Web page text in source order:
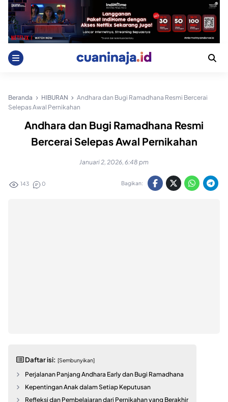
Skip
content
Beranda HIBURAN
Andhara dan Bugi Ramadhana Resmi Bercerai
Selepas Awal Pernikahan
Andhara dan Bugi Ramadhana Resmi
Bercerai Selepas Awal Pernikahan
Januari 2, 2026, 6:48 pm
143 0 Bagikan:
Daftar isi: [Sembunyikan]
Perjalanan Panjang Andhara Early dan Bugi Ramadhana
Kepentingan Anak dalam Setiap Keputusan
Refleksi dan Pembelajaran dari Pernikahan yang Berakhir